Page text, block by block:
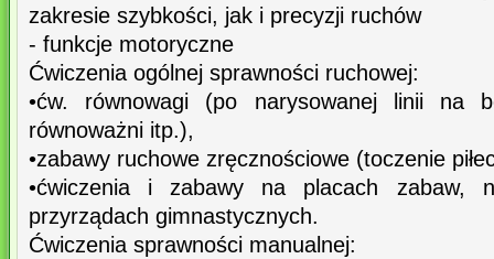
zakresie szybkości, jak i precyzji ruchów
- funkcje motoryczne
Ćwiczenia ogólnej sprawności ruchowej:
•ćw. równowagi (po narysowanej linii na
równoważni itp.),
•zabawy ruchowe zręcznościowe (toczenie
•ćwiczenia i zabawy na placach zabaw,
przyrządach gimnastycznych.
Ćwiczenia sprawności manualnej: